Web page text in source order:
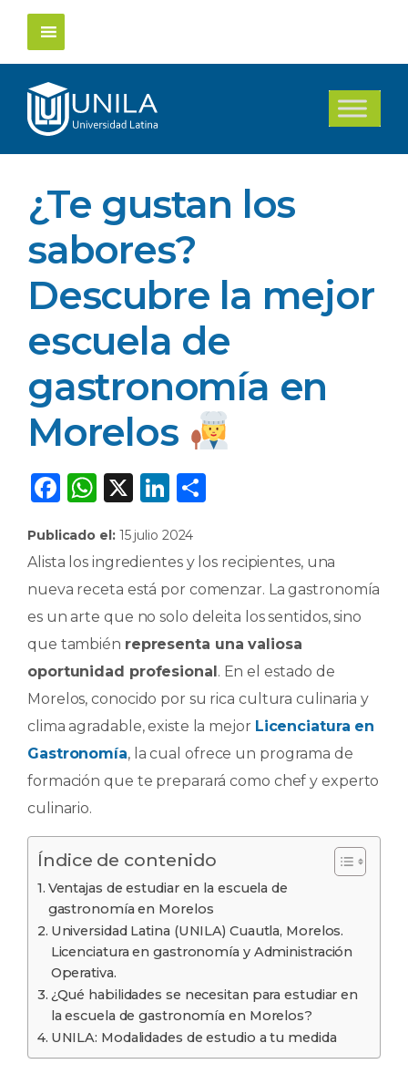
Saltar
contenido
¿Te gustan los
sabores?
Descubre la mejor
escuela de
gastronomía en
Morelos
F
c
e
b
o
o
k
W
a
ts
A
p
p
X
Li
k
e
dI
n
p
ar
ti
r
Publicado el: 15 julio 2024
Alista los ingredientes y los recipientes, una
nueva receta está por comenzar. La gastronomía
es un arte que no solo deleita los sentidos, sino
que también representa una valiosa
oportunidad profesional. En el estado de
Morelos, conocido por su rica cultura culinaria y
clima agradable, existe la mejor Licenciatura en
Gastronomía, la cual ofrece un programa de
formación que te preparará como chef y experto
culinario.
Índice de contenido
Ventajas de estudiar en la escuela de
gastronomía en Morelos
Universidad Latina (UNILA) Cuautla, Morelos.
Licenciatura en gastronomía y Administración
Operativa.
¿Qué habilidades se necesitan para estudiar en
la escuela de gastronomía en Morelos?
UNILA: Modalidades de estudio a tu medida